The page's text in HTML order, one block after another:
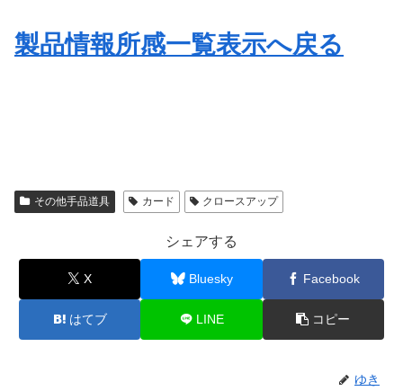
製品情報所感一覧表示へ戻る
その他手品道具 カード クロースアップ
シェアする
X Bluesky Facebook
はてブ LINE コピー
ゆき